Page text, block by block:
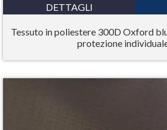
DETTAGLI
Tessuto in poliestere 300D Oxford
protezione